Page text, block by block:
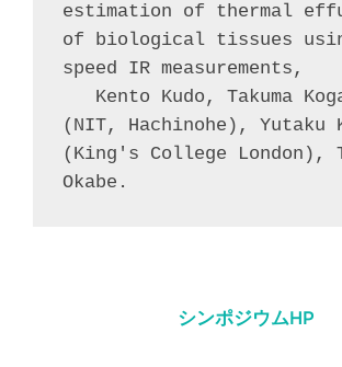
estimation of thermal
of biological tissues
speed IR measurements,
(NIT, Hachinohe), Yutaku
(King's College London),
Okabe.
シンポジウムHP